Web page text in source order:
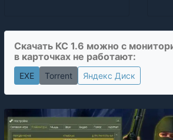
Скачать КС 1.6 можно с
в карточках не работают:
EXE Torrent Яндекс Диск